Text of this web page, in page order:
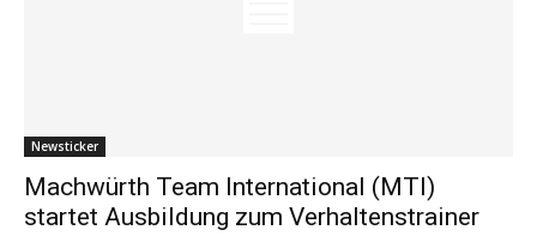
Newsticker
Machwürth Team International (MTI)
startet Ausbildung zum Verhaltenstrainer